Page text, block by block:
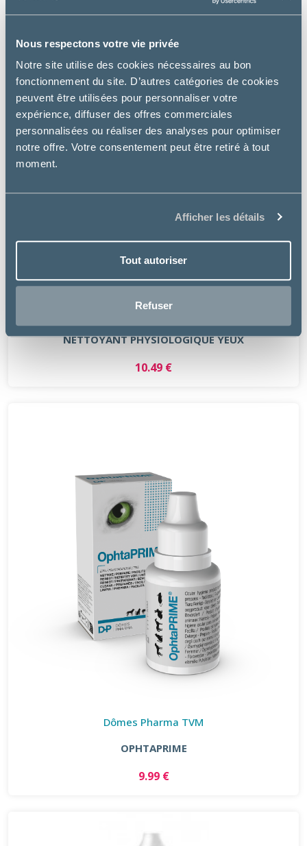
Nous respectons votre vie privée
Notre site utilise des cookies nécessaires au bon
fonctionnement du site. D’autres catégories de cookies
peuvent être utilisées pour personnaliser votre
expérience, diffuser des offres commerciales
personnalisées ou réaliser des analyses pour optimiser
notre offre. Votre consentement peut être retiré à tout
moment.
Afficher les détails
Tout autoriser
Refuser
Virbac
NETTOYANT PHYSIOLOGIQUE YEUX
10.49 €
Dômes Pharma TVM
OPHTAPRIME
9.99 €